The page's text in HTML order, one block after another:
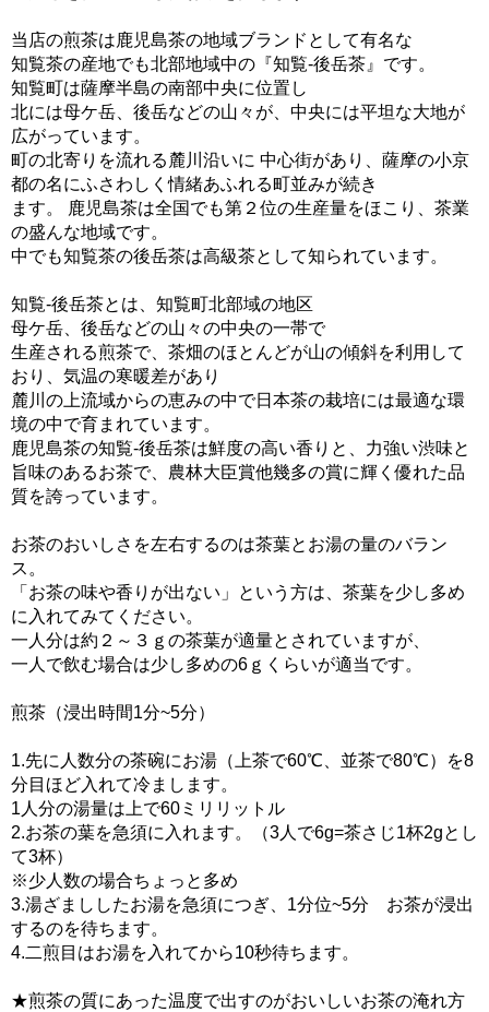
当店の煎茶は鹿児島茶の地域ブランドとして有名な
知覧茶の産地でも北部地域中の『知覧‐後岳茶』です。
知覧町は薩摩半島の南部中央に位置し
北には母ケ岳、後岳などの山々が、中央には平坦な大地が
広がっています。
町の北寄りを流れる麓川沿いに 中心街があり、薩摩の小京
都の名にふさわしく情緒あふれる町並みが続き
ます。 鹿児島茶は全国でも第２位の生産量をほこり、茶業
の盛んな地域です。
中でも知覧茶の後岳茶は高級茶として知られています。
知覧‐後岳茶とは、知覧町北部域の地区
母ケ岳、後岳などの山々の中央の一帯で
生産される煎茶で、茶畑のほとんどが山の傾斜を利用して
おり、気温の寒暖差があり
麓川の上流域からの恵みの中で日本茶の栽培には最適な環
境の中で育まれています。
鹿児島茶の知覧‐後岳茶は鮮度の高い香りと、力強い渋味と
旨味のあるお茶で、農林大臣賞他幾多の賞に輝く優れた品
質を誇っています。
お茶のおいしさを左右するのは茶葉とお湯の量のバラン
ス。
「お茶の味や香りが出ない」という方は、茶葉を少し多め
に入れてみてください。
一人分は約２～３ｇの茶葉が適量とされていますが、
一人で飲む場合は少し多めの6ｇくらいが適当です。
煎茶（浸出時間1分~5分）
1.先に人数分の茶碗にお湯（上茶で60℃、並茶で80℃）を8
分目ほど入れて冷まします。
1人分の湯量は上で60ミリリットル
2.お茶の葉を急須に入れます。（3人で6g=茶さじ1杯2gとし
て3杯）
※少人数の場合ちょっと多め
3.湯ざまししたお湯を急須につぎ、1分位~5分 お茶が浸出
するのを待ちます。
4.二煎目はお湯を入れてから10秒待ちます。
★煎茶の質にあった温度で出すのがおいしいお茶の淹れ方